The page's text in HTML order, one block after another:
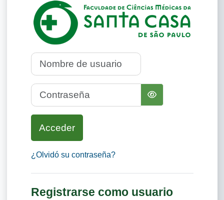
Entrar a
Nombre de usuario
Contraseña
Acceder
¿Olvidó su contraseña?
Registrarse como usuario